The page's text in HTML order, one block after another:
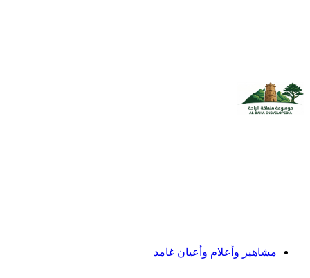
مشاهير وأعلام وأعيان غامد